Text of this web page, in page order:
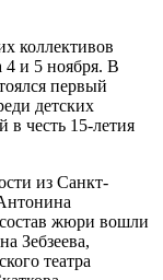
коллективов
и 5 ноября. В
первый
детских
в честь 15-летия
из Санкт-
жюри вошли
Зебзеева,
театра